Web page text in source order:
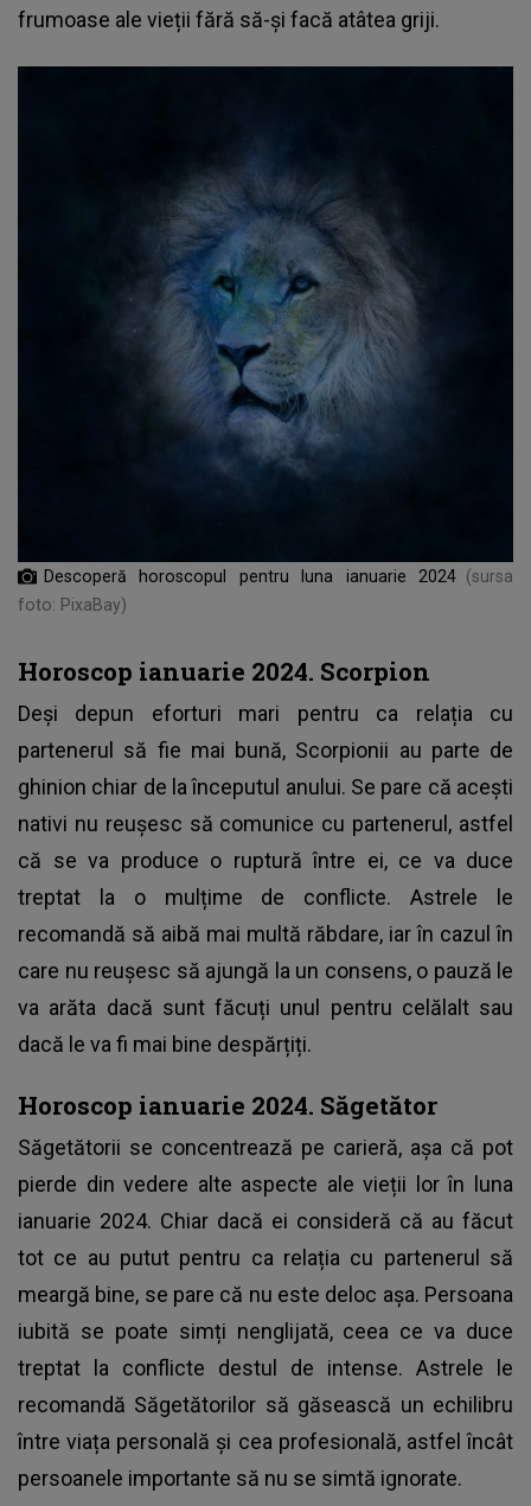
frumoase ale vieții fără să-și facă atâtea griji.
Descoperă horoscopul pentru luna ianuarie 2024 (sursa
foto: PixaBay)
Horoscop ianuarie 2024. Scorpion
Deși depun eforturi mari pentru ca relația cu
partenerul să fie mai bună, Scorpionii au parte de
ghinion chiar de la începutul anului. Se pare că acești
nativi nu reușesc să comunice cu partenerul, astfel
că se va produce o ruptură între ei, ce va duce
treptat la o mulțime de conflicte. Astrele le
recomandă să aibă mai multă răbdare, iar în cazul în
care nu reușesc să ajungă la un consens, o pauză le
va arăta dacă sunt făcuți unul pentru celălalt sau
dacă le va fi mai bine despărțiți.
Horoscop ianuarie 2024. Săgetător
Săgetătorii se concentrează pe carieră, așa că pot
pierde din vedere alte aspecte ale vieții lor în luna
ianuarie 2024. Chiar dacă ei consideră că au făcut
tot ce au putut pentru ca relația cu partenerul să
meargă bine, se pare că nu este deloc așa. Persoana
iubită se poate simți nenglijată, ceea ce va duce
treptat la conflicte destul de intense. Astrele le
recomandă Săgetătorilor să găsească un echilibru
între viața personală și cea profesională, astfel încât
persoanele importante să nu se simtă ignorate.